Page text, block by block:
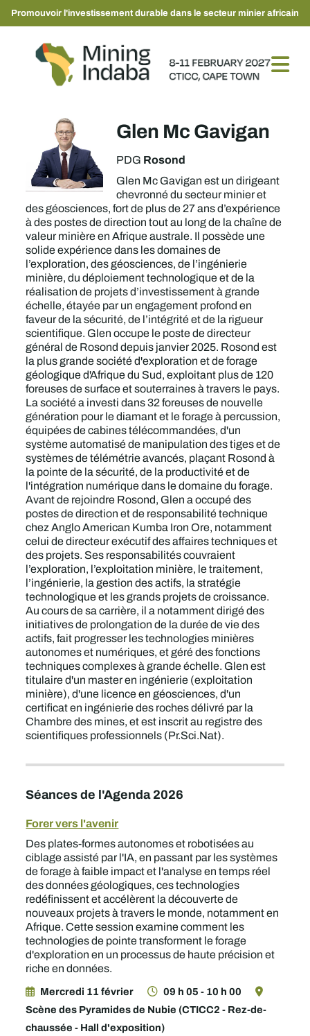
Promouvoir l'investissement durable dans le secteur minier africain
Glen Mc Gavigan
PDG Rosond
Glen Mc Gavigan est un dirigeant
chevronné du secteur minier et
des géosciences, fort de plus de 27 ans d’expérience
à des postes de direction tout au long de la chaîne de
valeur minière en Afrique australe. Il possède une
solide expérience dans les domaines de
l’exploration, des géosciences, de l’ingénierie
minière, du déploiement technologique et de la
réalisation de projets d’investissement à grande
échelle, étayée par un engagement profond en
faveur de la sécurité, de l’intégrité et de la rigueur
scientifique. Glen occupe le poste de directeur
général de Rosond depuis janvier 2025. Rosond est
la plus grande société d'exploration et de forage
géologique d'Afrique du Sud, exploitant plus de 120
foreuses de surface et souterraines à travers le pays.
La société a investi dans 32 foreuses de nouvelle
génération pour le diamant et le forage à percussion,
équipées de cabines télécommandées, d'un
système automatisé de manipulation des tiges et de
systèmes de télémétrie avancés, plaçant Rosond à
la pointe de la sécurité, de la productivité et de
l'intégration numérique dans le domaine du forage.
Avant de rejoindre Rosond, Glen a occupé des
postes de direction et de responsabilité technique
chez Anglo American Kumba Iron Ore, notamment
celui de directeur exécutif des affaires techniques et
des projets. Ses responsabilités couvraient
l’exploration, l’exploitation minière, le traitement,
l’ingénierie, la gestion des actifs, la stratégie
technologique et les grands projets de croissance.
Au cours de sa carrière, il a notamment dirigé des
initiatives de prolongation de la durée de vie des
actifs, fait progresser les technologies minières
autonomes et numériques, et géré des fonctions
techniques complexes à grande échelle. Glen est
titulaire d'un master en ingénierie (exploitation
minière), d'une licence en géosciences, d'un
certificat en ingénierie des roches délivré par la
Chambre des mines, et est inscrit au registre des
scientifiques professionnels (Pr.Sci.Nat).
Séances de l'Agenda 2026
Forer vers l'avenir
Des plates-formes autonomes et robotisées au
ciblage assisté par l'IA, en passant par les systèmes
de forage à faible impact et l'analyse en temps réel
des données géologiques, ces technologies
redéfinissent et accélèrent la découverte de
nouveaux projets à travers le monde, notamment en
Afrique. Cette session examine comment les
technologies de pointe transforment le forage
d'exploration en un processus de haute précision et
riche en données.
Mercredi 11 février
09 h 05 - 10 h 00
Scène des Pyramides de Nubie (CTICC2 - Rez-de-
chaussée - Hall d'exposition)